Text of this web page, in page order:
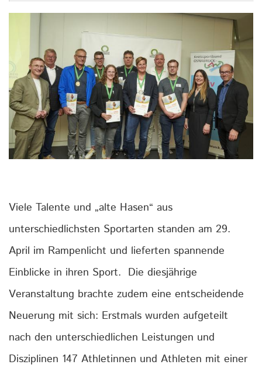
Viele Talente und „alte Hasen“ aus
unterschiedlichsten Sportarten standen am 29.
April im Rampenlicht und lieferten spannende
Einblicke in ihren Sport. Die diesjährige
Veranstaltung brachte zudem eine entscheidende
Neuerung mit sich: Erstmals wurden aufgeteilt
nach den unterschiedlichen Leistungen und
Disziplinen 147 Athletinnen und Athleten mit einer